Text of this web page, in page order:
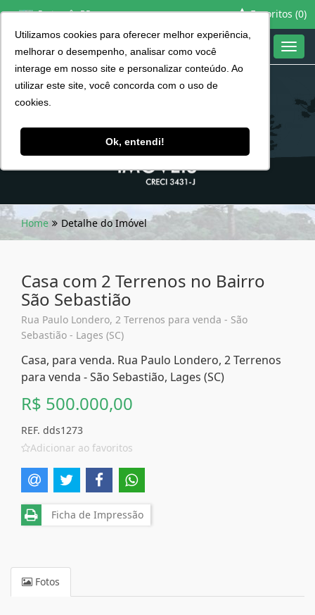
Utilizamos cookies para oferecer melhor experiência,
melhorar o desempenho, analisar como você
interage em nosso site e personalizar conteúdo. Ao
utilizar este site, você concorda com o uso de
cookies.
Ok, entendi!
Português BR Favoritos (0)
Home Detalhe do Imóvel
Casa com 2 Terrenos no Bairro
São Sebastião
Rua Paulo Londero, 2 Terrenos para venda - São
Sebastião - Lages (SC)
Casa, para venda. Rua Paulo Londero, 2 Terrenos
para venda - São Sebastião, Lages (SC)
R$ 500.000,00
REF. dds1273
Adicionar ao favoritos
Ficha de Impressão
Fotos